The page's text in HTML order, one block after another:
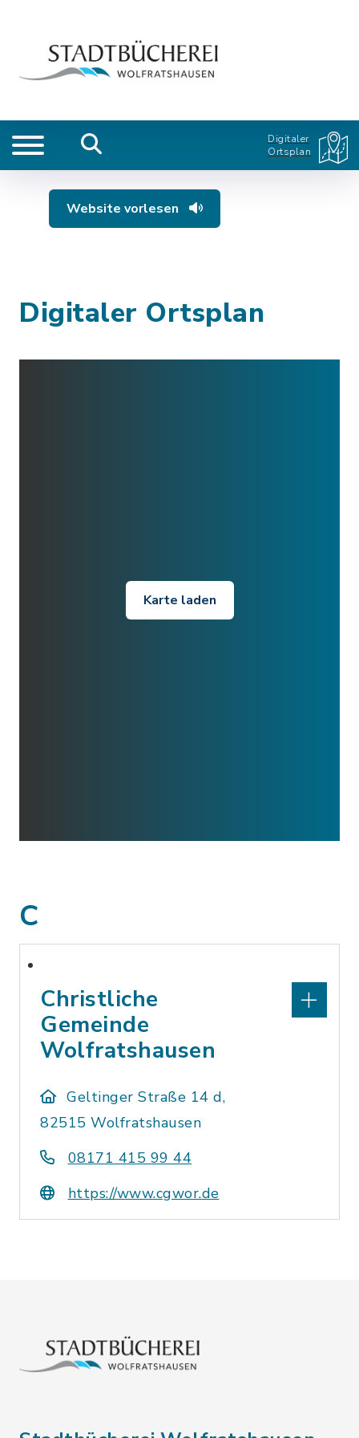
Digitaler
Ortsplan
Website vorlesen
Digitaler Ortsplan
Karte laden
C
Christliche
Gemeinde
Wolfratshausen
Geltinger Straße 14 d,
82515 Wolfratshausen
08171 415 99 44
https://www.cgwor.de